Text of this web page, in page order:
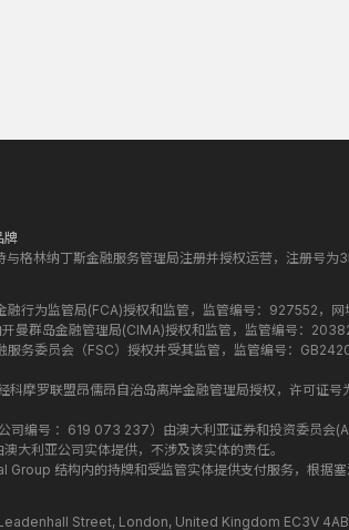
牌
格林纳丁斯金融服务管理局注册并授权运营，注册号为
行为监管局(FCA)授权和监管，监管编号：927552，网
曼群岛金融管理局(CIMA)授权和监管，监管编号：
服务委员会（FSC）授权并受其监管，监管编号：
摩罗联盟昂儒昂自治岛离岸金融管理局授权，许可
编号 ：619 073 237）由澳大利亚证券和投资委员会
大利亚公司实体提供，不涉及该实体的责任。
Group 结构内的持牌和受监管实体提供支付服务，根
Street, London, United Kingdom EC3V 4AB